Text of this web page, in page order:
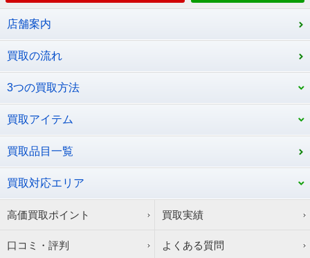
店舗案内
買取の流れ
3つの買取方法
買取アイテム
買取品目一覧
買取対応エリア
高価買取ポイント 買取実績
口コミ・評判 よくある質問